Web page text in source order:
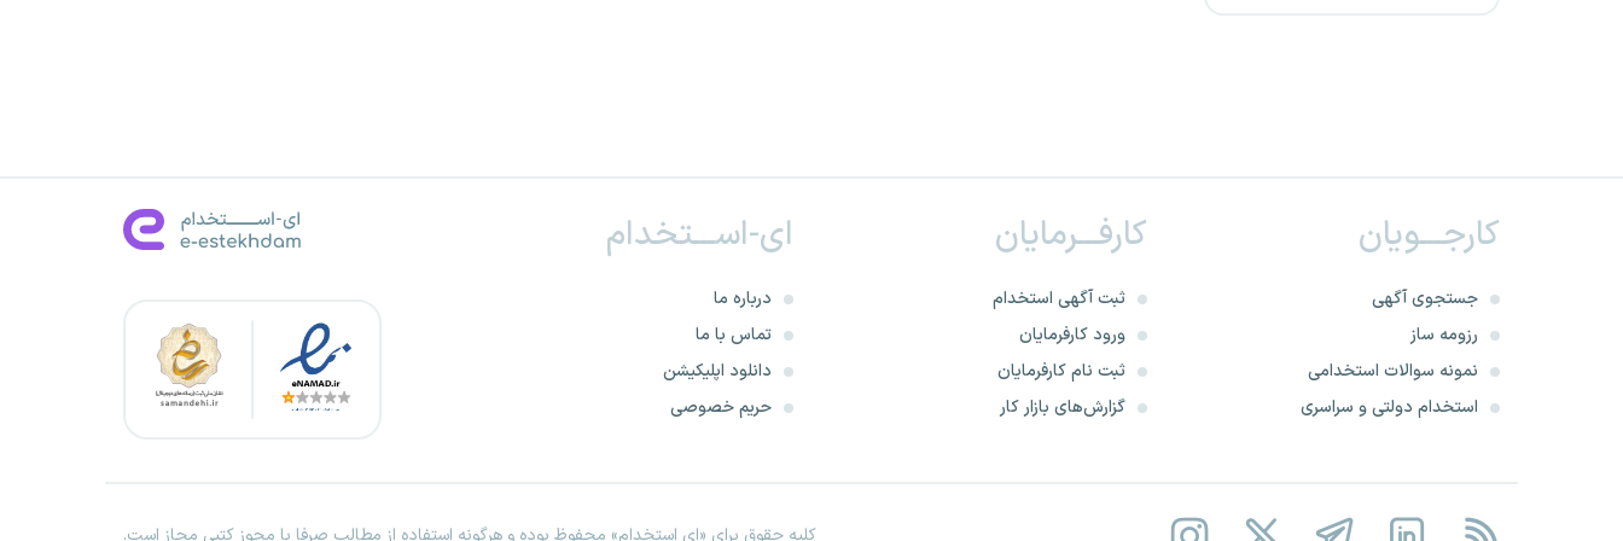
شرکت توزیع برق کرمان
شرکت توزیع برق اردبیل
کارجـــویان
جستجوی آگهی
رزومه ساز
نمونه سوالات استخدامی
استخدام دولتی و سراسری
کارفـــرمایان
ثبت آگهی استخدام
ورود کارفرمایان
ثبت نام کارفرمایان
گزارش‌های بازار کار
ای-اســـتخدام
درباره ما
تماس با ما
دانلود اپلیکیشن
حریم خصوصی
کلیه حقوق برای «ای استخدام» محفوظ بوده و هرگونه استفاده از مطالب صرفا با مجوز کتبی مجاز است.